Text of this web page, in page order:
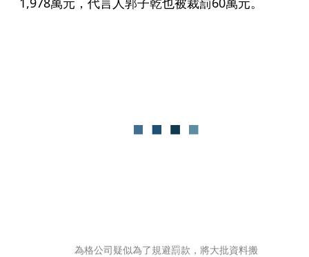
為格公司疑似為了規避罰款，將大批資料搬